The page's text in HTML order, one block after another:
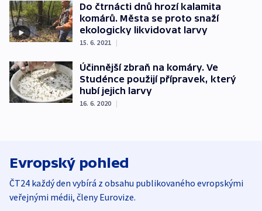
Do čtrnácti dnů hrozí kalamita
komárů. Města se proto snaží
ekologicky likvidovat larvy
15. 6. 2021 |
Účinnější zbraň na komáry. Ve
Studénce použijí přípravek, který
hubí jejich larvy
16. 6. 2020 |
Evropský pohled
ČT24 každý den vybírá z obsahu publikovaného evropskými
veřejnými médii, členy Eurovize.